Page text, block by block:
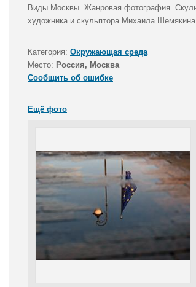
Виды Москвы. Жанровая фотография.
художника и скульптора Михаила
Категория: Окружающая среда
Место: Россия, Москва
Сообщить об ошибке
Ещё фото